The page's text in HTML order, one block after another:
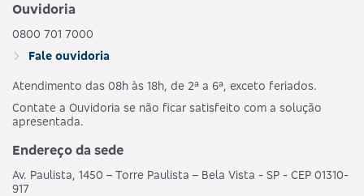
Ouvidoria
0800 701 7000
Fale ouvidoria
Atendimento das 08h às 18h, de 2ª a 6ª, exceto feriados.
Contate a Ouvidoria se não ficar satisfeito com a solução
apresentada.
Endereço da sede
Av. Paulista, 1450 – Torre Paulista – Bela Vista - SP - CEP 01310-
917